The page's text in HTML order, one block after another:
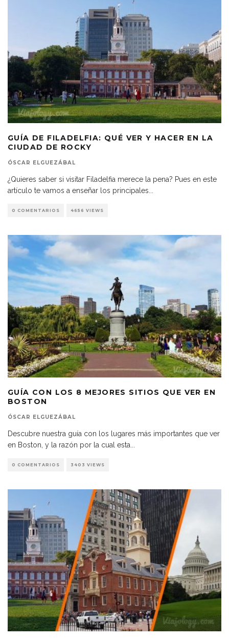
GUÍA DE FILADELFIA: QUÉ VER Y HACER EN LA
CIUDAD DE ROCKY
ÓSCAR ELGUEZÁBAL
¿Quieres saber si visitar Filadelfia merece la pena? Pues en este
artículo te vamos a enseñar los principales
0 COMENTARIOS 4656 VIEWS
GUÍA CON LOS 8 MEJORES SITIOS QUE VER EN
BOSTON
ÓSCAR ELGUEZÁBAL
Descubre nuestra guía con los lugares más importantes que ver
en Boston, y la razón por la cual esta
0 COMENTARIOS 3403 VIEWS